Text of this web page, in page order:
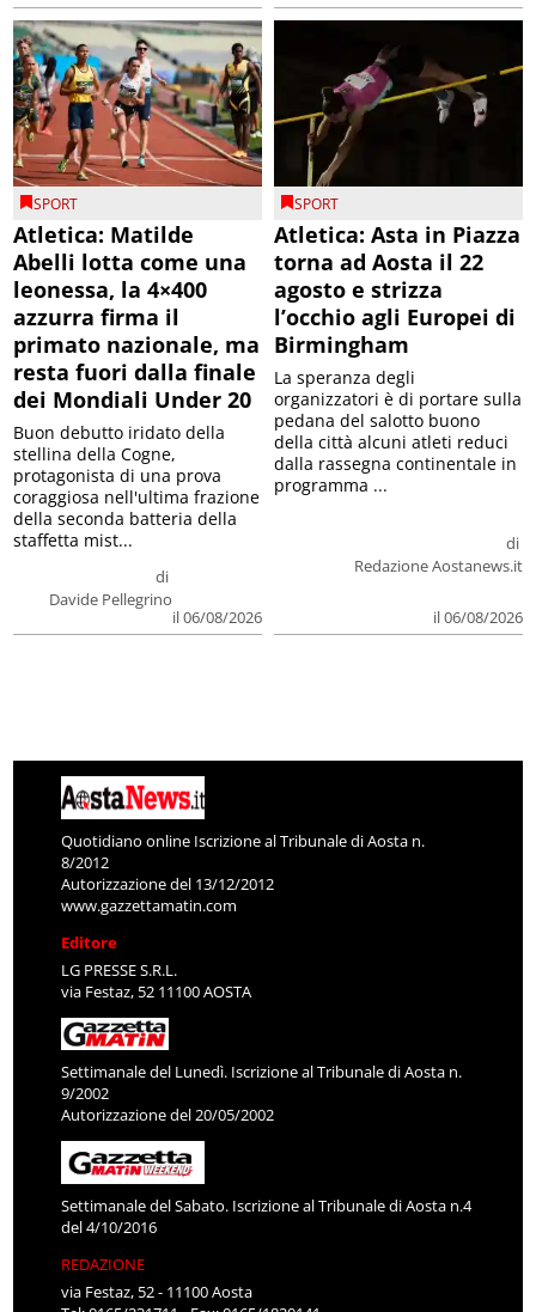
SPORT
Atletica: Matilde
Abelli lotta come una
leonessa, la 4×400
azzurra firma il
primato nazionale, ma
resta fuori dalla finale
dei Mondiali Under 20
di
Davide Pellegrino
il 06/08/2026
Buon debutto iridato della
stellina della Cogne,
protagonista di una prova
coraggiosa nell'ultima frazione
della seconda batteria della
staffetta mist...
SPORT
Atletica: Asta in Piazza
torna ad Aosta il 22
agosto e strizza
l’occhio agli Europei di
Birmingham
di
Redazione Aostanews.it
il 06/08/2026
La speranza degli
organizzatori è di portare sulla
pedana del salotto buono
della città alcuni atleti reduci
dalla rassegna continentale in
programma ...
Quotidiano online Iscrizione al Tribunale di Aosta n.
8/2012
Autorizzazione del 13/12/2012
www.gazzettamatin.com
Editore
LG PRESSE S.R.L.
via Festaz, 52 11100 AOSTA
Settimanale del Lunedì. Iscrizione al Tribunale di Aosta n.
9/2002
Autorizzazione del 20/05/2002
Settimanale del Sabato. Iscrizione al Tribunale di Aosta n.4
del 4/10/2016
REDAZIONE
via Festaz, 52 - 11100 Aosta